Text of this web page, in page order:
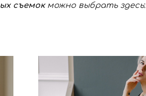
съемокможно выбрать здесь: